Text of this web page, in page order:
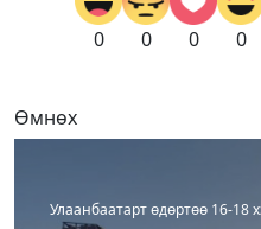
0 0 0 0
Өмнөх
Улаанбаатарт өдөртөө 16-18